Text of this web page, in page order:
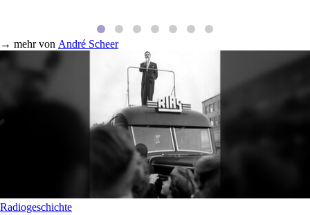
→ mehr von André Scheer
Radiogeschichte